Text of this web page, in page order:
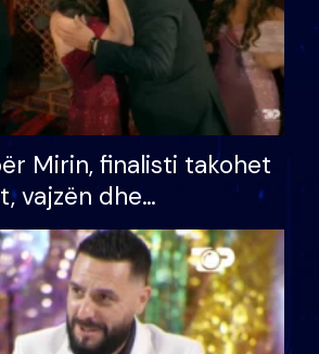
Mirin, finalisti takohet
vajzën dhe
S’kemi ndonjë letër